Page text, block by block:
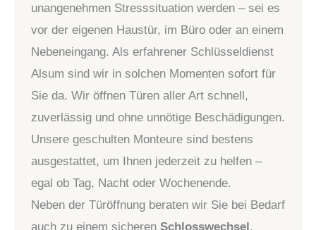
unangenehmen Stresssituation werden – sei es
vor der eigenen Haustür, im Büro oder an einem
Nebeneingang. Als erfahrener Schlüsseldienst
Alsum sind wir in solchen Momenten sofort für
Sie da. Wir öffnen Türen aller Art schnell,
zuverlässig und ohne unnötige Beschädigungen.
Unsere geschulten Monteure sind bestens
ausgestattet, um Ihnen jederzeit zu helfen –
egal ob Tag, Nacht oder Wochenende.
Neben der Türöffnung beraten wir Sie bei Bedarf
auch zu einem sicheren Schlosswechsel,